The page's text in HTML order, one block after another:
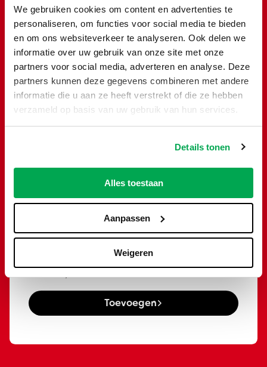
We gebruiken cookies om content en advertenties te
personaliseren, om functies voor social media te bieden
en om ons websiteverkeer te analyseren. Ook delen we
informatie over uw gebruik van onze site met onze
partners voor social media, adverteren en analyse. Deze
partners kunnen deze gegevens combineren met andere
informatie die u aan ze heeft verstrekt of die ze hebben
verzameld op basis van uw gebruik van hun services.
Details tonen
Alles toestaan
Aanpassen
Weigeren
Toevoegen
Grofvuil en Huisraad container
Toevoegen